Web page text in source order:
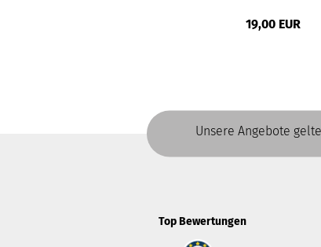
19,00 EUR
Unsere Angebote
Top Bewertungen